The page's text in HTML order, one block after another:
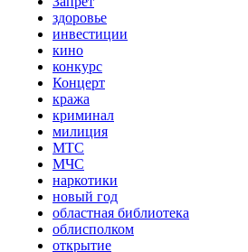
здоровье
инвестиции
кино
конкурс
Концерт
кража
криминал
милиция
МТС
МЧС
наркотики
новый год
областная библиотека
облисполком
открытие